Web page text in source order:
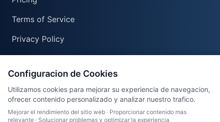
Terms of Service
Privacy Policy
Preguntas frecuentes
Centro de ayuda
Configuracion de Cookies
Utilizamos cookies para mejorar su experiencia de navegacion,
ofrecer contenido personalizado y analizar nuestro trafico.
Mejorar el rendimiento del sitio web · Proporcionar contenido mas
relevante · Solucionar problemas y optimizar la experiencia